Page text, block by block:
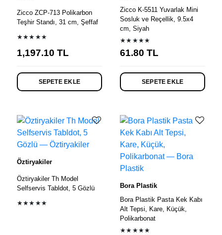
Zicco ZCP-713 Polikarbon
Teşhir Standı, 31 cm, Şeffaf
★★★★★
1,197.10 TL
SEPETE EKLE
Zicco K-5511 Yuvarlak Mini
Sosluk ve Reçellik, 9.5x4
cm, Siyah
★★★★★
61.80 TL
SEPETE EKLE
Öztiryakiler
Öztiryakiler Th Model
Selfservis Tabldot, 5 Gözlü
★★★★★
Bora Plastik
Bora Plastik Pasta Kek Kabı
Alt Tepsi, Kare, Küçük,
Polikarbonat
★★★★★